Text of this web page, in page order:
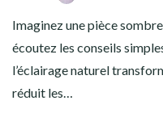
Imaginez une pièce
écoutez les conseils
l’éclairage naturel
réduit les…